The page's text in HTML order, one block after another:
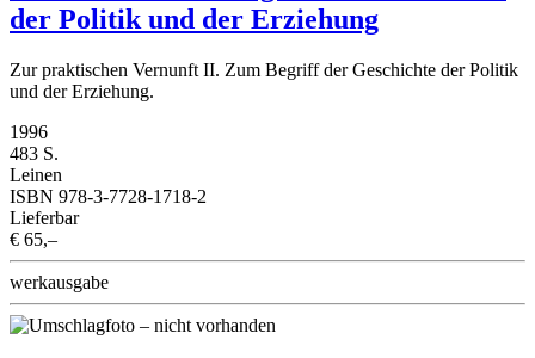
der Politik und der Erziehung
Zur praktischen Vernunft II. Zum Begriff der Geschichte der Politik
und der Erziehung.
1996
483 S.
Leinen
ISBN 978-3-7728-1718-2
Lieferbar
€ 65,–
werkausgabe